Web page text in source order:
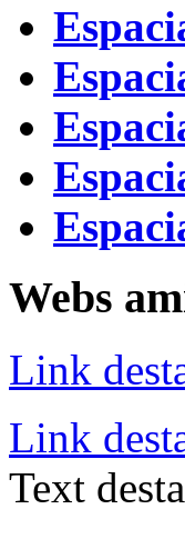
Webs
Link
Link
Text